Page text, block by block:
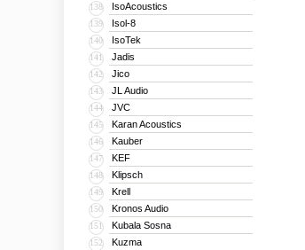
138 IsoAcoustics
139 Isol-8
140 IsoTek
141 Jadis
142 Jico
143 JL Audio
144 JVC
145 Karan Acoustics
146 Kauber
147 KEF
148 Klipsch
149 Krell
150 Kronos Audio
151 Kubala Sosna
152 Kuzma